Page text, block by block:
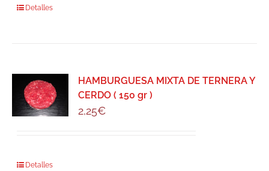
Detalles
HAMBURGUESA MIXTA DE TERNERA Y
CERDO ( 150 gr )
2,25€
Detalles